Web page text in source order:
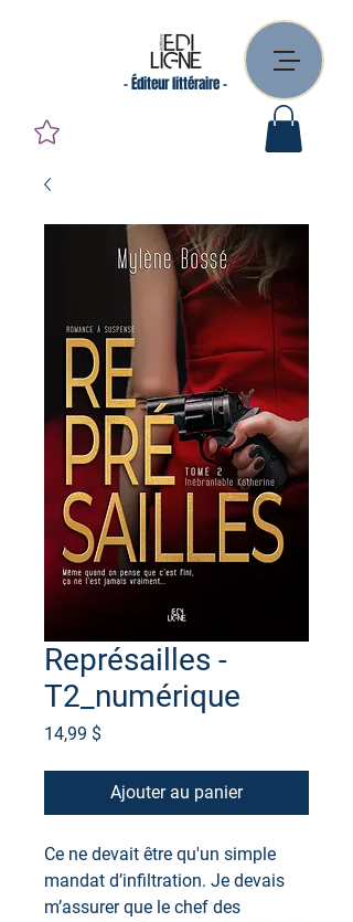
- Éditeur littéraire -
Représailles -
T2_numérique
14,99 $Prix
Ajouter au panier
Ce ne devait être qu'un simple
mandat d’infiltration. Je devais
m’assurer que le chef des